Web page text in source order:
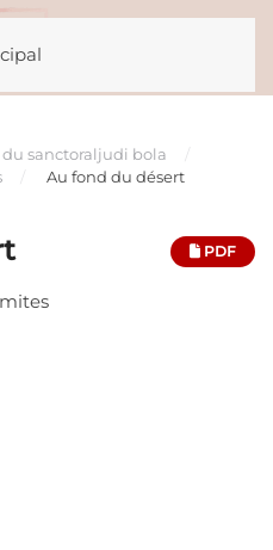
sanctoraljudi bola
Au fond du désert
PDF